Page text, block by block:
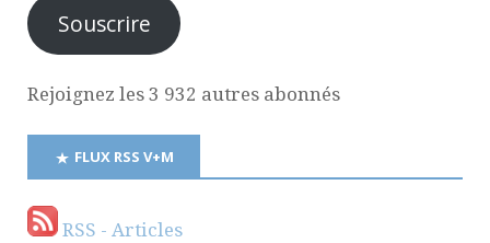
Souscrire
Rejoignez les 3 932 autres abonnés
FLUX RSS V+M
RSS - Articles